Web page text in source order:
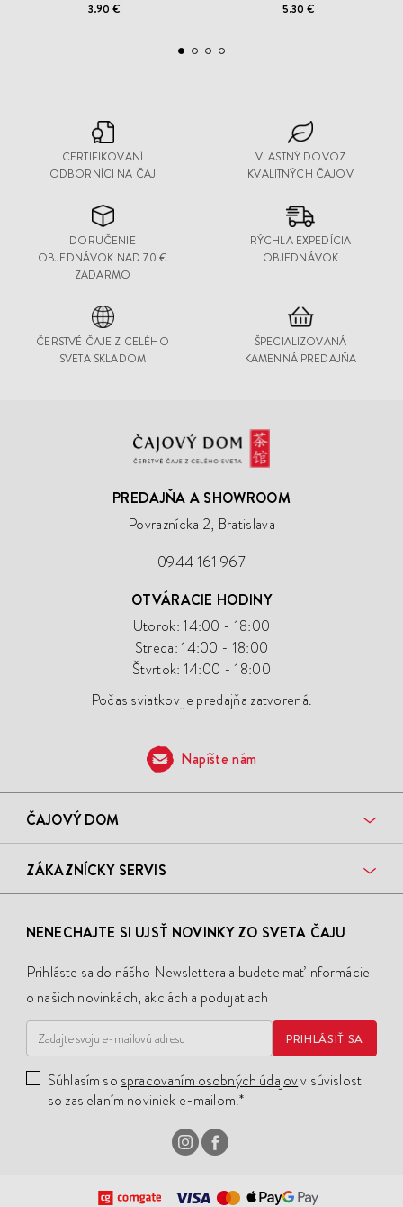
3.90 €
5.30 €
CERTIFIKOVANÍ
ODBORNÍCI NA ČAJ
VLASTNÝ DOVOZ
KVALITNÝCH ČAJOV
DORUČENIE
OBJEDNÁVOK NAD 70 €
ZADARMO
RÝCHLA EXPEDÍCIA
OBJEDNÁVOK
ČERSTVÉ ČAJE Z CELÉHO
SVETA SKLADOM
ŠPECIALIZOVANÁ
KAMENNÁ PREDAJŇA
Čajový
Dom
PREDAJŇA A SHOWROOM
Povraznícka 2, Bratislava
0944 161 967
OTVÁRACIE HODINY
Utorok: 14:00 - 18:00
Streda: 14:00 - 18:00
Štvrtok: 14:00 - 18:00
Počas sviatkov je predajňa zatvorená.
Napíšte nám
ČAJOVÝ DOM
ZÁKAZNÍCKY SERVIS
NENECHAJTE SI UJSŤ NOVINKY ZO SVETA ČAJU
Prihláste sa do nášho Newslettera a budete mať informácie
o našich novinkách, akciách a podujatiach
PRIHLÁSIŤ SA
Súhlasím so spracovaním osobných údajovv súvislosti
so zasielaním noviniek e-mailom.*